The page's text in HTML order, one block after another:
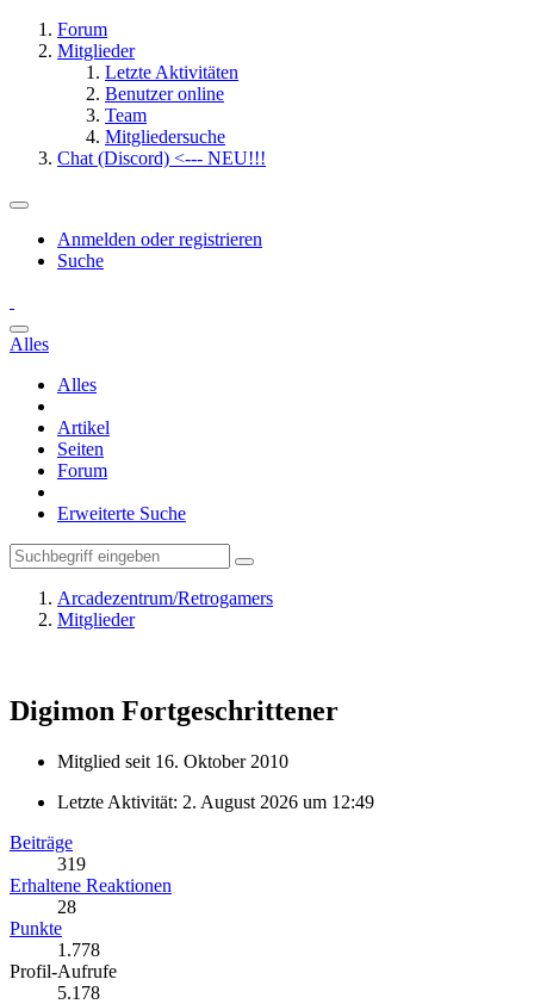
Forum
Mitglieder
Letzte Aktivitäten
Benutzer online
Team
Mitgliedersuche
Chat (Discord) <--- NEU!!!
Anmelden oder registrieren
Suche
Alles
Alles
Artikel
Seiten
Forum
Erweiterte Suche
Arcadezentrum/Retrogamers
Mitglieder
Digimon Fortgeschrittener
Mitglied seit 16. Oktober 2010
Letzte Aktivität: 2. August 2026 um 12:49
Beiträge
319
Erhaltene Reaktionen
28
Punkte
1.778
Profil-Aufrufe
5.178